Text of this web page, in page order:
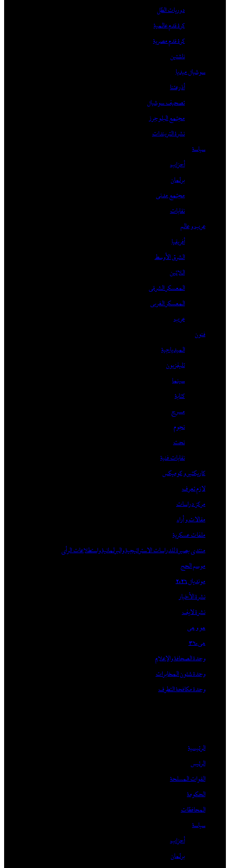
دوريات الظل
كرة قدم عالمية
كرة قدم مصرية
ناشئين
سوشيال ميديا
أذرعتنا
تصحيف سوشيال
مجتمع البلوجرز
نشرة التريندات
سياسة
أحزاب
برلمان
مجتمع مدني
نقابات
عرب و عالم
أفريقيا
الشرق الأوسط
اللاتين
المعسكر الشرقي
المعسكر الغربي
عرب
فنون
الميدياجية
تليفزيون
سينما
كتابة
مسرح
نجوم
نحت
نقابات فنية
كاريكتير و كوميكس
لازم تعرف
مركز دراسات
مقالات و أراء
ملفات عسكرية
منتدى بصيرة للدراسات الاستراتيجية والبرلمانية واستطلاعات الرأى
موسم الحج
مونديال 2026
نشرة الأخبار
نشرة لايف
هو و هي
هى360
وحدة الصحافة والإعلام
وحدة شئون المخابرات
وحدة مكافحة التطرف
الرئيسية
الرئيس
القوات المسلحة
الحكومة
المحافظات
سياسة
أحزاب
برلمان